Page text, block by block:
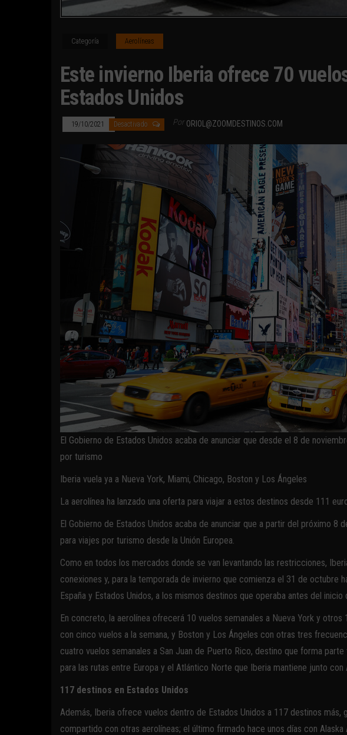
Categoría Aerolíneas
Este invierno Iberia ofrece 70
Estados Unidos
19/10/2021 Desactivado Por ORIOL@ZOOMDESTINOS.COM
El Gobierno de Estados Unidos acaba de anunciar que desde el 8 de
por turismo
Iberia vuela ya a Nueva York, Miami, Chicago, Boston y Los Ángeles
La aerolínea ha lanzado una oferta para viajar a estos destinos desde 111
El Gobierno de Estados Unidos acaba de anunciar que a partir del próximo 8
para viajes por turismo desde la Unión Europea.
Como en todos los mercados donde se van levantando las restricciones,
conexiones y, para la temporada de invierno que comienza el 31 de octubre
España y Estados Unidos, a los mismos destinos que operaba antes del inicio
En concreto, la aerolínea ofrecerá 10 vuelos semanales a Nueva York y
con cinco vuelos a la semana, y Boston y Los Ángeles con otras tres
cuatro vuelos semanales a San Juan de Puerto Rico, destino que forma
para las rutas entre Europa y el Atlántico Norte que Iberia mantiene junto con
117 destinos en Estados Unidos
Además, Iberia ofrece vuelos dentro de Estados Unidos a 117 destinos más,
compartido con otras aerolíneas; el último firmado hace unos días con